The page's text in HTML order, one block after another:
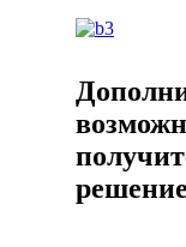
решение